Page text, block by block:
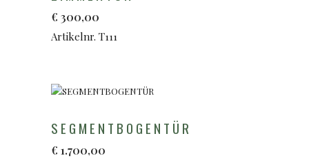
€ 300,00
Artikelnr. T111
SEGMENTBOGENTÜR
€ 1.700,00